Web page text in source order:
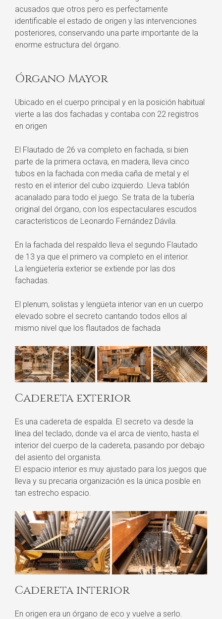
acusados que otros pero es perfectamente
identificable el estado de origen y las intervenciones
posteriores, conservando una parte importante de la
enorme estructura del órgano.
Órgano Mayor
Ubicado en el cuerpo principal y en la posición habitual
vierte a las dos fachadas y contaba con 22 registros
en origen
El Flautado de 26 va completo en fachada, si bien
parte de la primera octava, en madera, lleva cinco
tubos en la fachada con media caña de metal y el
resto en el interior del cubo izquierdo. Lleva tablón
acanalado para todo el juego. Se trata de la tubería
original del órgano, con los espectaculares escudos
característicos de Leonardo Fernández Dávila.
En la fachada del respaldo lleva el segundo Flautado
de 13 ya que el primero va completo en el interior.
La lengüetería exterior se extiende por las dos
fachadas.
El plenum, solistas y lengüeta interior van en un cuerpo
elevado sobre el secreto cantando todos ellos al
mismo nivel que los flautados de fachada
Cadereta exterior
Es una cadereta de espalda. El secreto va desde la
línea del teclado, donde va el arca de viento, hasta el
interior del cuerpo de la cadereta, pasando por debajo
del asiento del organista.
El espacio interior es muy ajustado para los juegos que
lleva y su precaria organización es la única posible en
tan estrecho espacio.
Cadereta interior
En origen era un órgano de eco y vuelve a serlo.